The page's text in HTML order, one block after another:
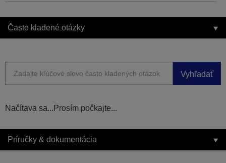
Často kladené otázky
Vyhľadať
Načítava sa...Prosím počkajte...
Príručky & dokumentácia